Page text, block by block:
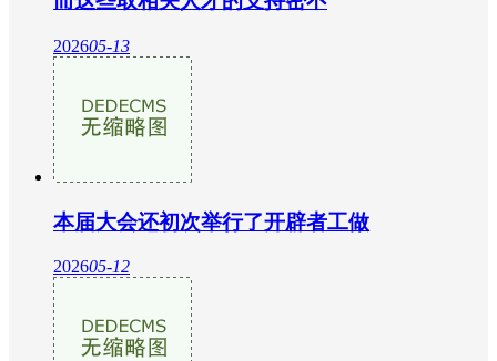
202605-13
本届大会还初次举行了开辟者工做
202605-12